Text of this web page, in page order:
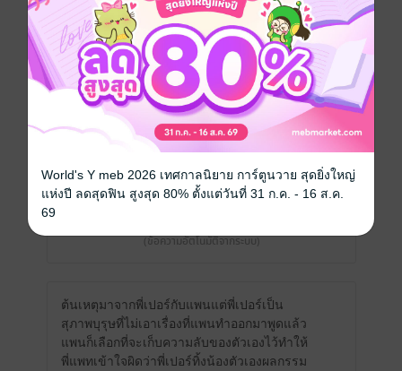
หนังสือเล่มนี้ไม่เปิดให้ Comment
รีวิวทั้งหมด
งดแสดงความคิดเห็นในขณะนี้
(ข้อความอัตโนมัติจากระบบ)
ต้นเหตุมาจากพี่เปอร์กับแพนแต่พี่เปอร์เป็น
สุภาพบุรุษที่ไม่เอาเรื่องที่แพนทำออกมาพูดแล้ว
แพนก็เลือกที่จะเก็บความลับของตัวเองไว้ทำให้
พี่แพทเข้าใจผิดว่าพี่เปอร์ทิ้งน้องตัวเองผลกรรม
World's Y meb 2026 เทศกาลนิยาย การ์ตูนวาย สุดยิ่งใหญ่
แห่งปี ลดสุดฟิน สูงสุด 80% ตั้งแต่วันที่ 31 ก.ค. - 16 ส.ค.
69